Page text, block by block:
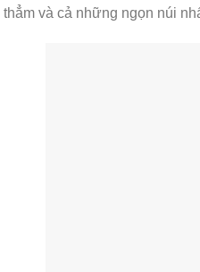
và cả những ngọn núi